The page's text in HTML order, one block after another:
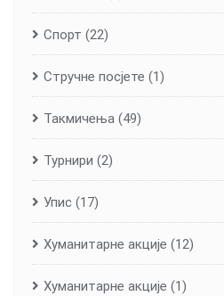
Спорт (22)
Стручне посјете (1)
Такмичења (49)
Турнири (2)
Упис (17)
Хуманитарне aкције (12)
Хуманитарне акције (1)